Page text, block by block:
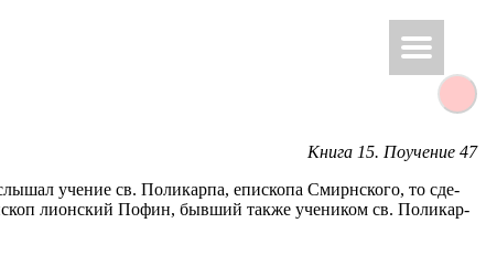
Книга 15. По­уче­ние 47
уче­ние св. По­ли­кар­па, епи­ско­па Смирн­ско­го, то сде­
ли­он­ский Пофин, быв­ший также уче­ни­ком св. По­ли­кар­